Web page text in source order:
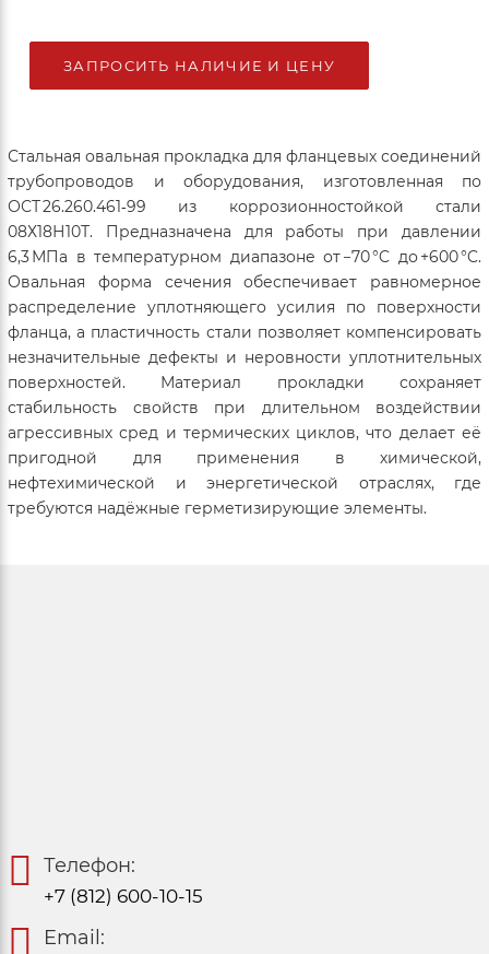
ЗАПРОСИТЬ НАЛИЧИЕ И ЦЕНУ
Стальная овальная прокладка для фланцевых соединений
трубопроводов и оборудования, изготовленная по
ОСТ 26.260.461‑99 из коррозионностойкой стали
08Х18Н10Т. Предназначена для работы при давлении
6,3 МПа в температурном диапазоне от −70 °C до +600 °C.
Овальная форма сечения обеспечивает равномерное
распределение уплотняющего усилия по поверхности
фланца, а пластичность стали позволяет компенсировать
незначительные дефекты и неровности уплотнительных
поверхностей. Материал прокладки сохраняет
стабильность свойств при длительном воздействии
агрессивных сред и термических циклов, что делает её
пригодной для применения в химической,
нефтехимической и энергетической отраслях, где
требуются надёжные герметизирующие элементы.
Телефон:
+7 (812) 600-10-15
Email: